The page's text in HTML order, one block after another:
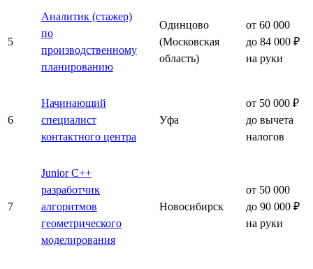
5
Аналитик (стажер)
по
производственному
планированию
Одинцово
(Московская
область)
от 60 000
до 84 000 ₽
на руки
6
Начинающий
специалист
контактного центра
Уфа
от 50 000 ₽
до вычета
налогов
7
Junior C++
разработчик
алгоритмов
геометрического
моделирования
Новосибирск
от 50 000
до 90 000 ₽
на руки